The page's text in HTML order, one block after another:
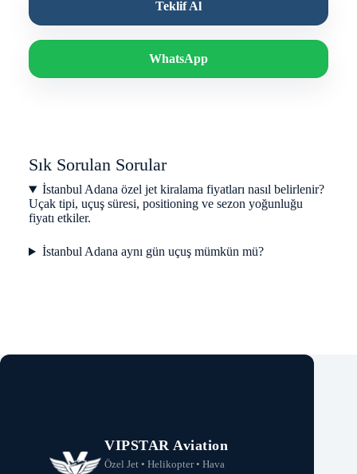
Teklif Al
WhatsApp
Sık Sorulan Sorular
İstanbul Adana özel jet kiralama fiyatları nasıl belirlenir?
Uçak tipi, uçuş süresi, positioning ve sezon yoğunluğu
fiyatı etkiler.
İstanbul Adana aynı gün uçuş mümkün mü?
VIPSTAR Aviation
Özel Jet • Helikopter • Hava